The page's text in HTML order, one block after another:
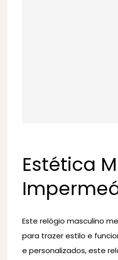
Estética
Este relógio masculino
para trazer estilo e
e personalizados, este